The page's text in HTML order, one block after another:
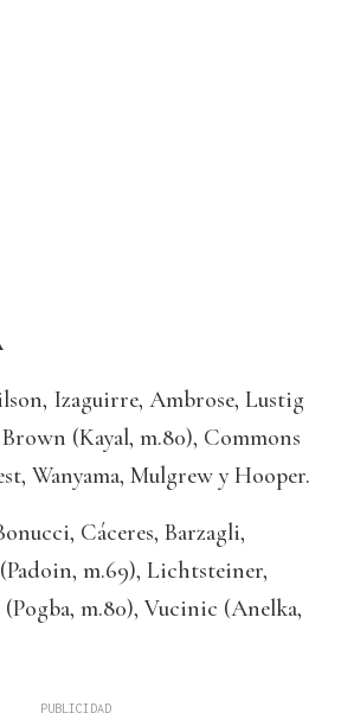
Izaguirre, Ambrose, Lustig
(Kayal, m.80), Commons
Wanyama, Mulgrew y Hooper.
Cáceres, Barzagli,
m.69), Lichtsteiner,
m.80), Vucinic (Anelka,